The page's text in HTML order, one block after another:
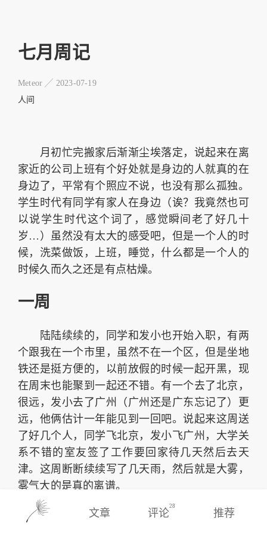
七月周记
Meteor ╱ 2023-07-19
人间
月初忙完搬家后渐渐尘埃落定，说起来在离
家近的公司上班有个好处就是身边的人就真的在
身边了，平常有个照应不说，也没有那么孤独。
学生时代有同学有家人在身边（诶？我竟然也可
以说学生时代这个词了，感觉瞬间老了好几十
岁…）虽然没有太大的感受吧，但是一个人的时
候，洗菜做饭，上班，睡觉，什么都是一个人的
时候久而久之还是有点枯燥。
一周
陆陆续续的，同学和发小也开始入职，有两
个跟我在一个市里，虽然不在一个区，但是坐地
铁还是挺方便的，以前放假的时候一起开黑，现
在周末也能聚到一起还不错。有一个去了北京，
很远，发小去了广州（广州还是广东忘记了）更
远，他俩估计一年能见到一回吧。说起来这周送
了好几个人，同学飞北京，发小飞广州，大学关
系不错的室友签了工作要回家待几天然后去天
津。这周断断续续写了几天雨，然后就是大雾，
雾气大的是真的离谱。
[fotos] 文章 评论
28
推荐